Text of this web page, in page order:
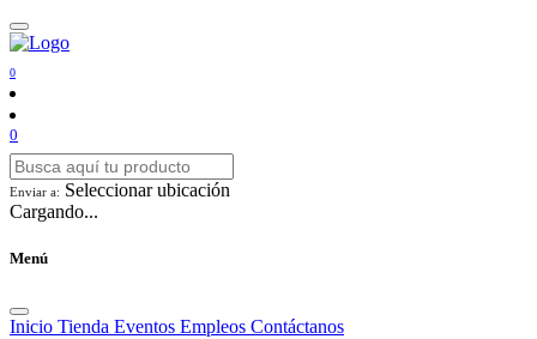
0
0
Enviar a: Seleccionar ubicación
Cargando...
Menú
Inicio Tienda Eventos Empleos Contáctanos